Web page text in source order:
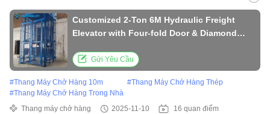
Customized 2-Ton 6M Hydraulic Freight
Elevator with Four-fold Door & Diamond
Gửi Yêu Cầu
#Thang Máy Chở Hàng 10m #Thang Máy Chở Hàng Thép
#Thang Máy Chở Hàng Trong Nhà
Thang máy chở hàng
2025-11-10 16 quan điểm